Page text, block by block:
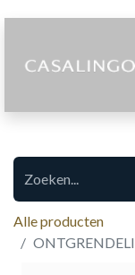
Alle producten